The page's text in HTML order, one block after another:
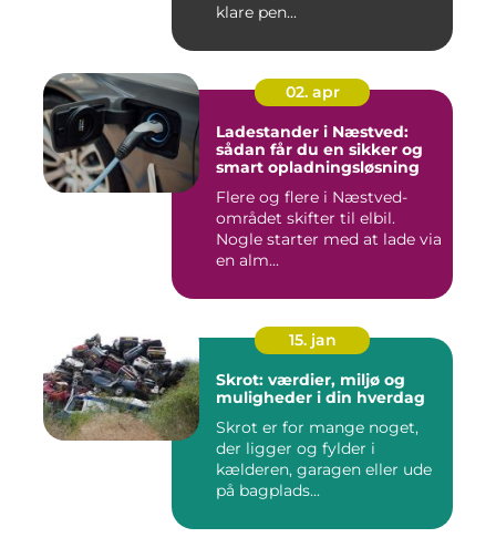
klare pen...
02. apr
Ladestander i Næstved:
sådan får du en sikker og
smart opladningsløsning
Flere og flere i Næstved-
området skifter til elbil.
Nogle starter med at lade via
en alm...
15. jan
Skrot: værdier, miljø og
muligheder i din hverdag
Skrot er for mange noget,
der ligger og fylder i
kælderen, garagen eller ude
på bagplads...